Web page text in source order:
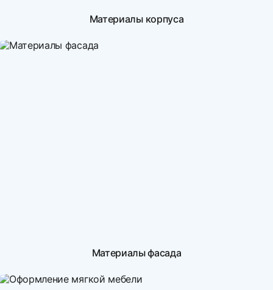
Материалы корпуса
Материалы фасада